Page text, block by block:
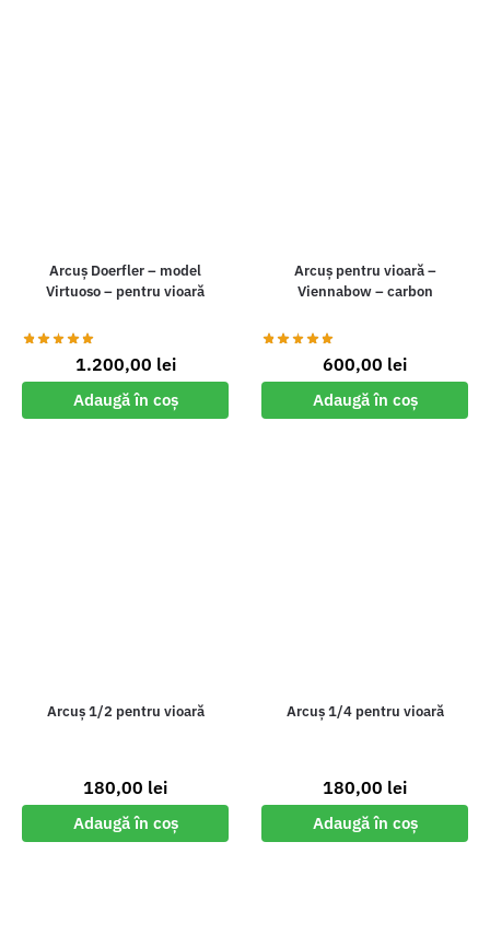
Arcuș Doerfler – model
Virtuoso – pentru vioară
1.200,00 lei
Adaugă în coș
Arcuș pentru vioară –
Viennabow – carbon
600,00 lei
Adaugă în coș
Arcuș 1/2 pentru vioară
180,00 lei
Adaugă în coș
Arcuș 1/4 pentru vioară
180,00 lei
Adaugă în coș